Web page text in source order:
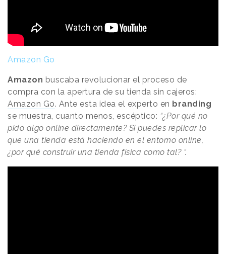
Amazon Go
Amazon buscaba revolucionar el proceso de
compra con la apertura de su tienda sin cajeros:
Amazon Go. Ante esta idea el experto en branding
se muestra, cuanto menos, escéptico: “¿Por qué no
pido algo online directamente? Si puedes replicar lo
que una tienda está haciendo en el entorno online,
¿por qué construir una tienda física como tal? “.